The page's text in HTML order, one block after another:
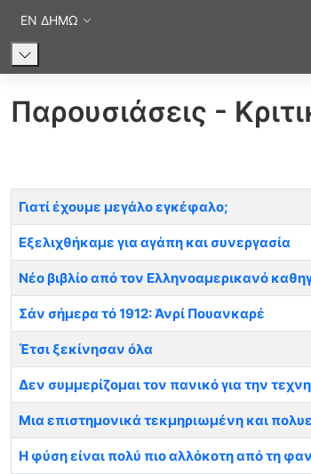
ΕΝ ΔΗΜΩ
Παρουσιάσεις -
Άρθρα
Τίτλος
Γιατί έχουμε μεγάλο εγκέφαλο;
Εξελιχθήκαμε για αγάπη και συνεργασία
Νέο βιβλίο από τον Ελληνοαμερικανό
Σάν σήμερα τό 1912: Ἁνρί Πουανκαρέ
Έτσι ξεκίνησαν όλα
Δεν συμμερίζομαι τον πανικό για την
Μια επιστημονικά τεκμηριωμένη και
Η φύση είναι πολύ πιο αλλόκοτη από τη